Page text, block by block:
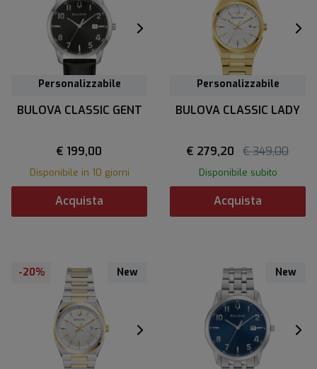
Personalizzabile
BULOVA CLASSIC GENT
€ 199,00
Disponibile in 10 giorni
Acquista
Personalizzabile
BULOVA CLASSIC LADY
€ 279,20 € 349,00
Disponibile subito
Acquista
-20% New New